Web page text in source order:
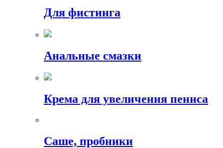
Для фистинга
Анальные смазки
Крема для увеличения пениса
Саше, пробники